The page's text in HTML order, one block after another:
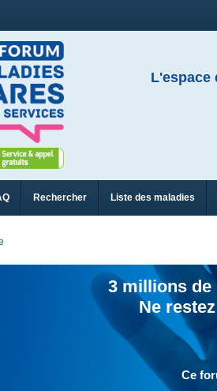
L'espace
Rechercher Liste des maladies
3 millions de
Ne
Ce